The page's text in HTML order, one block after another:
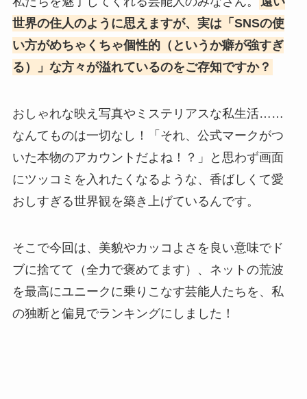
世界の住人のように思えますが、実は「SNSの使
い方がめちゃくちゃ個性的（というか癖が強すぎ
る）」な方々が溢れているのをご存知ですか？
おしゃれな映え写真やミステリアスな私生活……
なんてものは一切なし！「それ、公式マークがつ
いた本物のアカウントだよね！？」と思わず画面
にツッコミを入れたくなるような、香ばしくて愛
おしすぎる世界観を築き上げているんです。
そこで今回は、美貌やカッコよさを良い意味でド
ブに捨てて（全力で褒めてます）、ネットの荒波
を最高にユニークに乗りこなす芸能人たちを、私
の独断と偏見でランキングにしました！